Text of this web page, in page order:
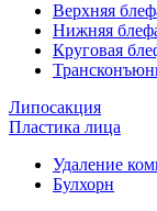
Верхняя
Нижняя
Круговая
Липосакция
Пластика лица
Удаление
Булхорн